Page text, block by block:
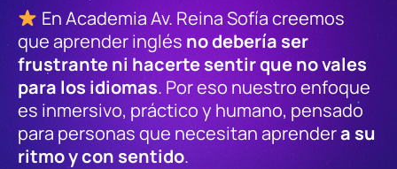
En Academia Av. Reina Sofía creemos
que aprender inglés no debería ser
frustrante ni hacerte sentir que no vales
para los idiomas. Por eso nuestro enfoque
es inmersivo, práctico y humano, pensado
para personas que necesitan aprendera su
ritmo y con sentido.